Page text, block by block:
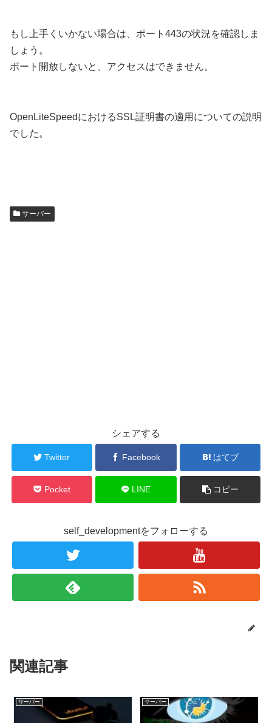
もし上手くいかない場合は、ポート443の状況を確認しま
しょう。
ポート開放しないと、アクセスはできません。
OpenLiteSpeedにおけるSSL証明書の適用についての説明
でした。
サーバー
シェアする
Twitter Facebook はてブ
Pocket LINE コピー
self_developmentをフォローする
関連記事
サーバー サーバー